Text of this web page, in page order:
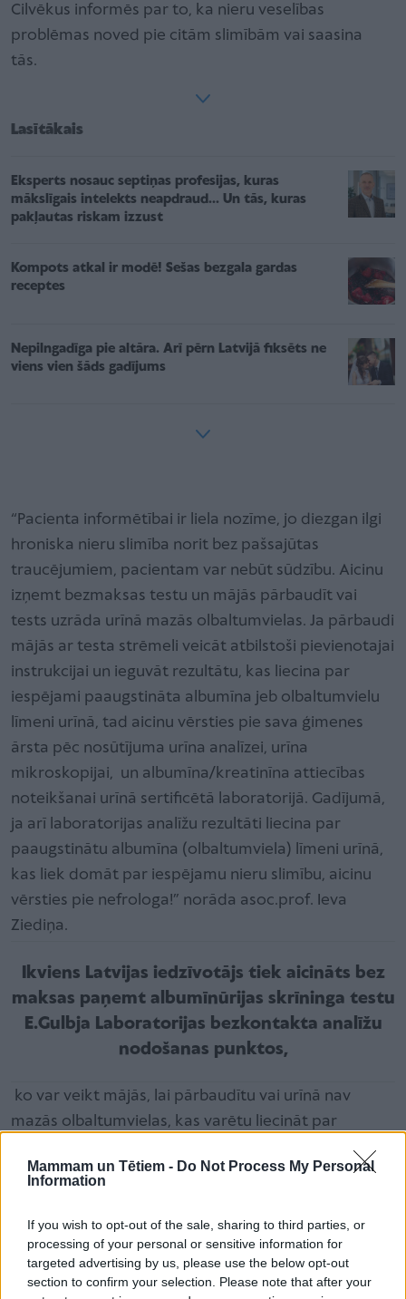
Mammam un Tētiem - Do Not Process My Personal
Information
If you wish to opt-out of the sale, sharing to third parties, or
processing of your personal or sensitive information for
targeted advertising by us, please use the below opt-out
section to confirm your selection. Please note that after your
Cilvēkus informēs par to, ka nieru veselības
problēmas noved pie citām slimībām vai saasina
tās.
Lasītākais
Eksperts nosauc septiņas profesijas, kuras
mākslīgais intelekts neapdraud... Un tās, kuras
pakļautas riskam izzust
Kompots atkal ir modē! Sešas bezgala gardas
receptes
Nepilngadīga pie altāra. Arī pērn Latvijā fiksēts ne
viens vien šāds gadījums
“Pacienta informētībai ir liela nozīme, jo diezgan ilgi
hroniska nieru slimība norit bez pašsajūtas
traucējumiem, pacientam var nebūt sūdzību. Aicinu
izņemt bezmaksas testu un mājās pārbaudīt vai
tests uzrāda urīnā mazās olbaltumvielas. Ja pārbaudi
mājās ar testa strēmeli veicāt atbilstoši pievienotajai
instrukcijai un ieguvāt rezultātu, kas liecina par
iespējami paaugstināta albumīna jeb olbaltumvielu
līmeni urīnā, tad aicinu vērsties pie sava ģimenes
ārsta pēc nosūtījuma urīna analīzei, urīna
mikroskopijai, un albumīna/kreatinīna attiecības
noteikšanai urīnā sertificētā laboratorijā. Gadījumā,
ja arī laboratorijas analīžu rezultāti liecina par
paaugstinātu albumīna (olbaltumviela) līmeni urīnā,
kas liek domāt par iespējamu nieru slimību, aicinu
vērsties pie nefrologa!” norāda asoc.prof. Ieva
Ziediņa.
Ikviens Latvijas iedzīvotājs tiek aicināts bez
maksas paņemt albumīnūrijas skrīninga testu
E.Gulbja Laboratorijas bezkontakta analīžu
nodošanas punktos,
ko var veikt mājās, lai pārbaudītu vai urīnā nav
mazās olbaltumvielas, kas varētu liecināt par
ar:
paaugstinātu asinsspiedienu,
kardiovaskulārām slimībām,